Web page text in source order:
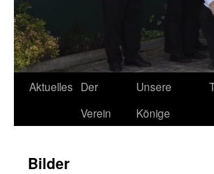
Aktuelles Der
Verein
Unsere
Könige
Bilder